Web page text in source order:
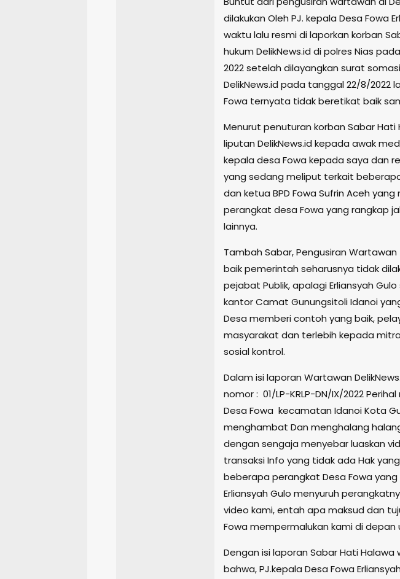
dilakukan Oleh PJ. kepala Desa Fowa
waktu lalu resmi di laporkan korban
hukum DelikNews.id di polres Nias
2022 setelah dilayangkan surat
DelikNews.id pada tanggal 22/8/2022
Fowa ternyata tidak beretikat baik
Menurut penuturan korban Sabar
liputan DelikNews.id kepada awak
kepala desa Fowa kepada saya dan
yang sedang meliput terkait
dan ketua BPD Fowa Sufrin Aceh
perangkat desa Fowa yang rangkap
lainnya.
Tambah Sabar, Pengusiran
baik pemerintah seharusnya tidak
pejabat Publik, apalagi Erliansyah
kantor Camat Gunungsitoli Idanoi
Desa memberi contoh yang baik,
masyarakat dan terlebih kepada
sosial kontrol.
Dalam isi laporan Wartawan
nomor : 01/LP-KRLP-DN/IX/2022
Desa Fowa kecamatan Idanoi Kota
menghambat Dan menghalang
dengan sengaja menyebar luaskan
transaksi Info yang tidak ada Hak
beberapa perangkat Desa Fowa
Erliansyah Gulo menyuruh
video kami, entah apa maksud dan
Fowa mempermalukan kami di depan
Dengan isi laporan Sabar Hati Halawa
bahwa, PJ.kepala Desa Fowa